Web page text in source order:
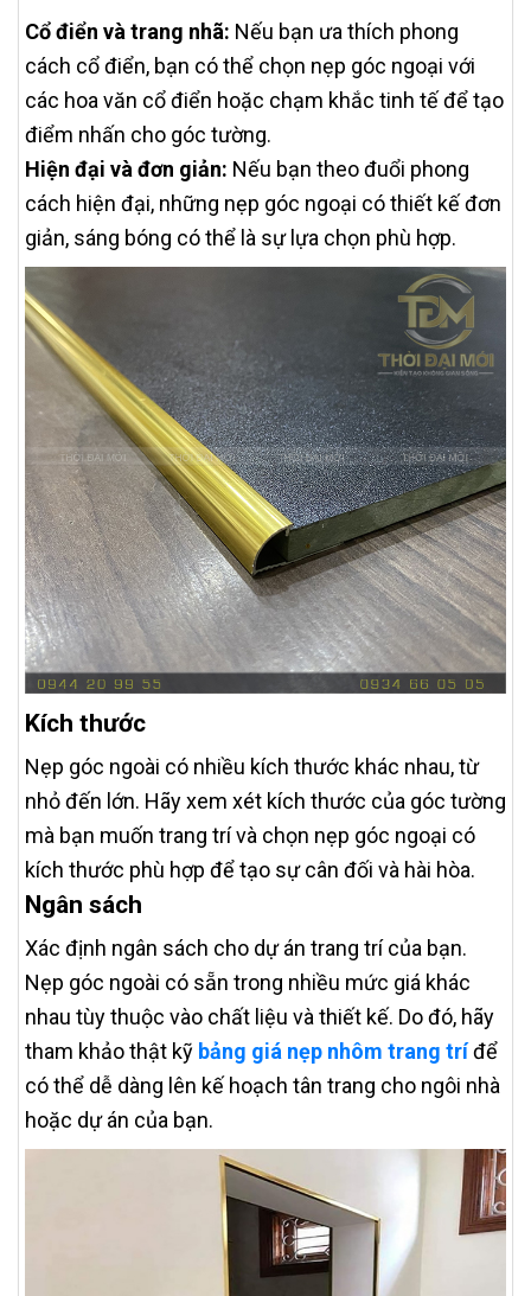
Cổ điển và trang nhã: Nếu bạn ưa thích phong
cách cổ điển, bạn có thể chọn nẹp góc ngoại với
các hoa văn cổ điển hoặc chạm khắc tinh tế để tạo
điểm nhấn cho góc tường.
Hiện đại và đơn giản: Nếu bạn theo đuổi phong
cách hiện đại, những nẹp góc ngoại có thiết kế đơn
giản, sáng bóng có thể là sự lựa chọn phù hợp.
Kích thước
Nẹp góc ngoài có nhiều kích thước khác nhau, từ
nhỏ đến lớn. Hãy xem xét kích thước của góc tường
mà bạn muốn trang trí và chọn nẹp góc ngoại có
kích thước phù hợp để tạo sự cân đối và hài hòa.
Ngân sách
Xác định ngân sách cho dự án trang trí của bạn.
Nẹp góc ngoài có sẵn trong nhiều mức giá khác
nhau tùy thuộc vào chất liệu và thiết kế. Do đó, hãy
tham khảo thật kỹ bảng giá nẹp nhôm trang tríđể
có thể dễ dàng lên kế hoạch tân trang cho ngôi nhà
hoặc dự án của bạn.